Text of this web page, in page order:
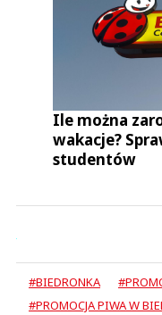
Ile można
wakacje?
studentów
#BIEDRONKA
#PROMOCJA PIWA W